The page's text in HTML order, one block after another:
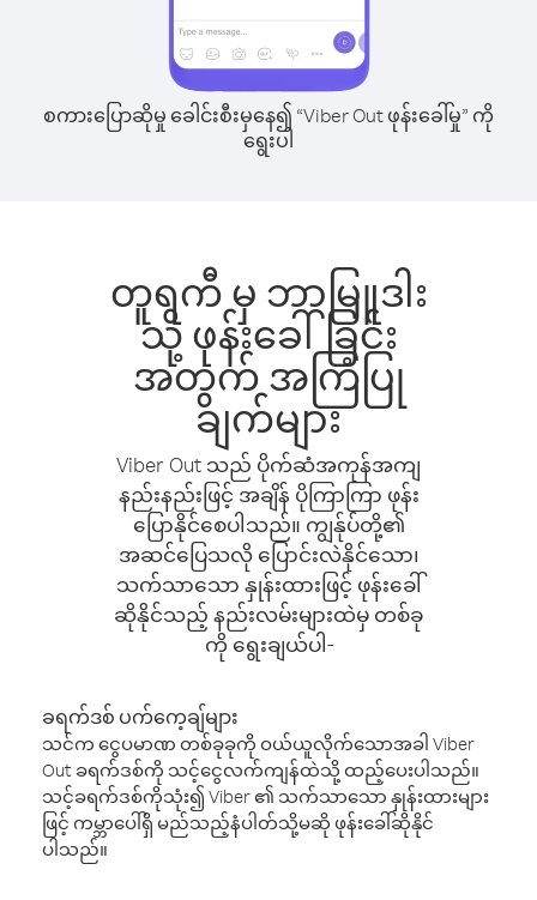
စကားပြောဆိုမှု ခေါင်းစီးမှနေ၍ “Viber Out ဖုန်းခေါ်မှု” ကို
ရွေးပါ
တူရကီ မှ ဘာမြူဒါး
သို့ ဖုန်းခေါ်ခြင်း
အတွက် အကြံပြု
ချက်များ
Viber Out သည် ပိုက်ဆံအကုန်အကျ
နည်းနည်းဖြင့် အချိန် ပိုကြာကြာ ဖုန်း
ပြောနိုင်စေပါသည်။ ကျွန်ုပ်တို့၏
အဆင်ပြေသလို ပြောင်းလဲနိုင်သော၊
သက်သာသော နှုန်းထားဖြင့် ဖုန်းခေါ်
ဆိုနိုင်သည့် နည်းလမ်းများထဲမှ တစ်ခု
ကို ရွေးချယ်ပါ-
ခရက်ဒစ် ပက်ကေ့ချ်များ
သင်က ငွေပမာဏ တစ်ခုခုကို ဝယ်ယူလိုက်သောအခါ Viber
Out ခရက်ဒစ်ကို သင့်ငွေလက်ကျန်ထဲသို့ ထည့်ပေးပါသည်။
သင့်ခရက်ဒစ်ကိုသုံး၍ Viber ၏ သက်သာသော နှုန်းထားများ
ဖြင့် ကမ္ဘာပေါ်ရှိ မည်သည့်နံပါတ်သို့မဆို ဖုန်းခေါ်ဆိုနိုင်
ပါသည်။